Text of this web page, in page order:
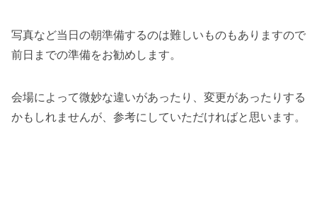
写真など当日の朝準備するのは難しいものもありますので
前日までの準備をお勧めします。
会場によって微妙な違いがあったり、変更があったりする
かもしれませんが、参考にしていただければと思います。